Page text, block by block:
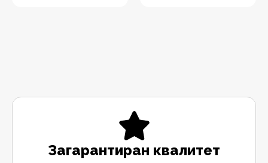
Загарантиран квалитет